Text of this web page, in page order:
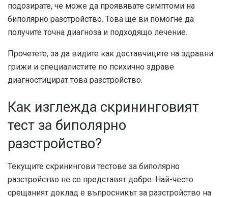
подозирате, че може да проявявате симптоми на
биполярно разстройство. Това ще ви помогне да
получите точна диагноза и подходящо лечение.
Прочетете, за да видите как доставчиците на здравни
грижи и специалистите по психично здраве
диагностицират това разстройство.
Как изглежда скрининговият
тест за биполярно
разстройство?
Текущите скринингови тестове за биполярно
разстройство не се представят добре. Най-често
срещаният доклад е въпросникът за разстройство на